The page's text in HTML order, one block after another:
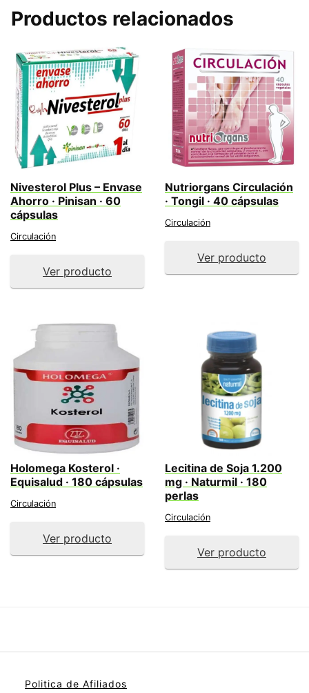
Productos relacionados
Nivesterol Plus – Envase
Ahorro · Pinisan · 60
cápsulas
Circulación
Ver producto
Nutriorgans Circulación
· Tongil · 40 cápsulas
Circulación
Ver producto
Holomega Kosterol ·
Equisalud · 180 cápsulas
Circulación
Ver producto
Lecitina de Soja 1.200
mg · Naturmil · 180
perlas
Circulación
Ver producto
Politica de Afiliados